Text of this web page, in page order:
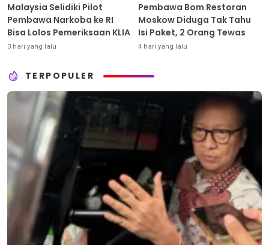
Malaysia Selidiki Pilot
Pembawa Narkoba ke RI
Bisa Lolos Pemeriksaan KLIA
3 hari yang lalu
Pembawa Bom Restoran
Moskow Diduga Tak Tahu
Isi Paket, 2 Orang Tewas
4 hari yang lalu
TERPOPULER